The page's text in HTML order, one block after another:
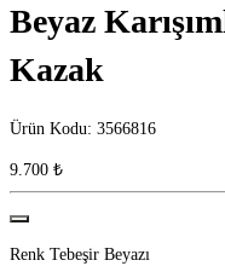
Beyaz
Kazak
Ürün Kodu: 3566816
9.700 ₺
Renk Tebeşir Beyazı